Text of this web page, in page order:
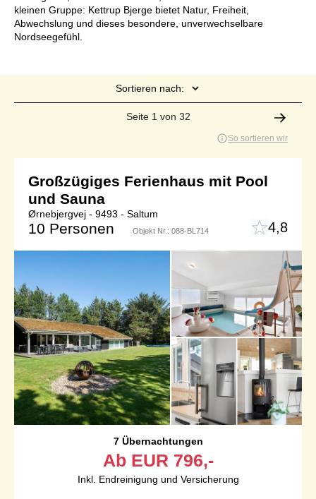
kleinen Gruppe: Kettrup Bjerge bietet Natur, Freiheit,
Abwechslung und dieses besondere, unverwechselbare
Nordseegefühl.
Sortieren nach:
Seite 1 von 32
So sortieren wir
Großzügiges Ferienhaus mit Pool
und Sauna
Ørnebjergvej - 9493 - Saltum
10 Personen Objekt Nr.: 088-BL714 4,8
7 Übernachtungen
Ab EUR 796,-
Inkl. Endreinigung und Versicherung